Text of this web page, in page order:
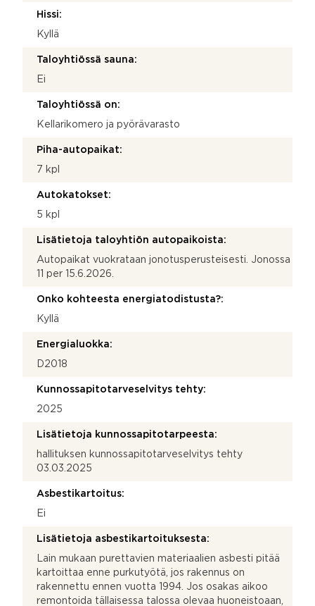
Hissi:
Kyllä
Taloyhtiössä sauna:
Ei
Taloyhtiössä on:
Kellarikomero ja pyörävarasto
Piha-autopaikat:
7 kpl
Autokatokset:
5 kpl
Lisätietoja taloyhtiön autopaikoista:
Autopaikat vuokrataan jonotusperusteisesti. Jonossa
11 per 15.6.2026.
Onko kohteesta energiatodistusta?:
Kyllä
Energialuokka:
D2018
Kunnossapitotarveselvitys tehty:
2025
Lisätietoja kunnossapitotarpeesta:
hallituksen kunnossapitotarveselvitys tehty
03.03.2025
Asbestikartoitus:
Ei
Lisätietoja asbestikartoituksesta:
Lain mukaan purettavien materiaalien asbesti pitää
kartoittaa enne purkutyötä, jos rakennus on
rakennettu ennen vuotta 1994. Jos osakas aikoo
remontoida tällaisessa talossa olevaa huoneistoaan,